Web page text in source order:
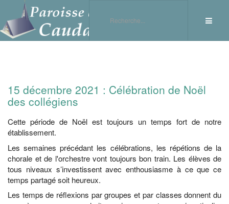
15 décembre 2021 : Célébration de Noël
des collégiens
Cette période de Noël est toujours un temps fort de notre
établissement.
Les semaines précédant les célébrations, les répétions de la
chorale et de l'orchestre vont toujours bon train. Les élèves de
tous niveaux s’investissent avec enthousiasme à ce que ce
temps partagé soit heureux.
Les temps de réflexions par groupes et par classes donnent du